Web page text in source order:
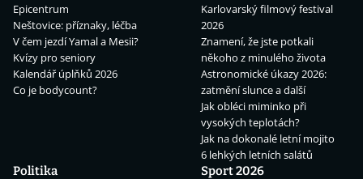
Epicentrum
Neštovice: příznaky, léčba
V čem jezdí Yamal a Mesii?
Kvízy pro seniory
Kalendář úplňků 2026
Co je bodycount?
Karlovarský filmový festival
2026
Znamení, že jste potkali
někoho z minulého života
Astronomické úkazy 2026:
zatmění slunce a další
Jak obléci miminko při
vysokých teplotách?
Jak na dokonalé letní mojito
6 lehkých letních salátů
Politika
Sport 2026